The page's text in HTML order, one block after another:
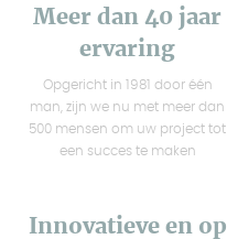
Meer dan 40 jaar
ervaring
Opgericht in 1981 door één
man, zijn we nu met meer dan
500 mensen om uw project tot
een succes te maken
Innovatieve en op